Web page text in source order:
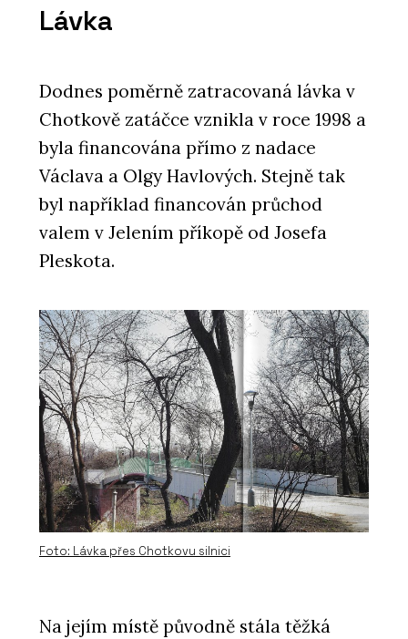
Lávka
Dodnes poměrně zatracovaná lávka v
Chotkově zatáčce vznikla v roce 1998 a
byla financována přímo z nadace
Václava a Olgy Havlových. Stejně tak
byl například financován průchod
valem v Jelením příkopě od Josefa
Pleskota.
Foto: Lávka přes Chotkovu silnici
Na jejím místě původně stála těžká